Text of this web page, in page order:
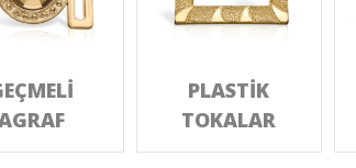
PLASTİK
TOKALAR